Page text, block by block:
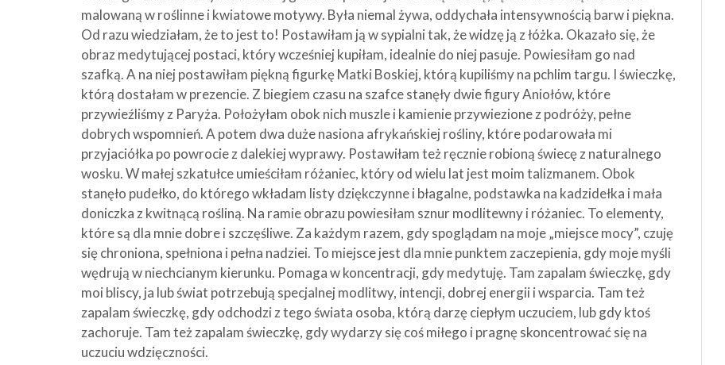
malowaną w roślinne i kwiatowe motywy. Była niemal żywa, oddychała intensywnością barw i piękna.
Od razu wiedziałam, że to jest to! Postawiłam ją w sypialni tak, że widzę ją z łóżka. Okazało się, że
obraz medytującej postaci, który wcześniej kupiłam, idealnie do niej pasuje. Powiesiłam go nad
szafką. A na niej postawiłam piękną figurkę Matki Boskiej, którą kupiliśmy na pchlim targu. I świeczkę,
którą dostałam w prezencie. Z biegiem czasu na szafce stanęły dwie figury Aniołów, które
przywieźliśmy z Paryża. Położyłam obok nich muszle i kamienie przywiezione z podróży, pełne
dobrych wspomnień. A potem dwa duże nasiona afrykańskiej rośliny, które podarowała mi
przyjaciółka po powrocie z dalekiej wyprawy. Postawiłam też ręcznie robioną świecę z naturalnego
wosku. W małej szkatułce umieściłam różaniec, który od wielu lat jest moim talizmanem. Obok
stanęło pudełko, do którego wkładam listy dziękczynne i błagalne, podstawka na kadzidełka i mała
doniczka z kwitnącą rośliną. Na ramie obrazu powiesiłam sznur modlitewny i różaniec. To elementy,
które są dla mnie dobre i szczęśliwe. Za każdym razem, gdy spoglądam na moje „miejsce mocy”, czuję
się chroniona, spełniona i pełna nadziei. To miejsce jest dla mnie punktem zaczepienia, gdy moje myśli
wędrują w niechcianym kierunku. Pomaga w koncentracji, gdy medytuję. Tam zapalam świeczkę, gdy
moi bliscy, ja lub świat potrzebują specjalnej modlitwy, intencji, dobrej energii i wsparcia. Tam też
zapalam świeczkę, gdy odchodzi z tego świata osoba, którą darzę ciepłym uczuciem, lub gdy ktoś
zachoruje. Tam też zapalam świeczkę, gdy wydarzy się coś miłego i pragnę skoncentrować się na
uczuciu wdzięczności.